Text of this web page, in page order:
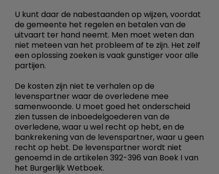
U kunt daar de nabestaanden op wijzen, voordat
de gemeente het regelen en betalen van de
uitvaart ter hand neemt. Men moet weten dan
niet meteen van het probleem af te zijn. Het zelf
een oplossing zoeken is vaak gunstiger voor alle
partijen.
De kosten zijn niet te verhalen op de
levenspartner waar de overledene mee
samenwoonde. U moet goed het onderscheid
zien tussen de inboedelgoederen van de
overledene, waar u wel recht op hebt, en de
bankrekening van de levenspartner, waar u geen
recht op hebt. De levenspartner wordt niet
genoemd in de artikelen 392-396 van Boek I van
het Burgerlijk Wetboek.